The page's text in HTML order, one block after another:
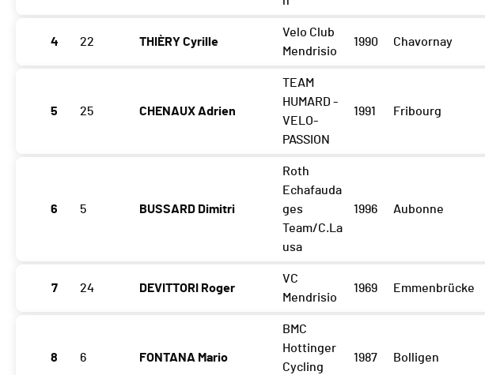
4 22 THIÈRY Cyrille
Velo Club
Mendrisio
1990 Chavornay
5 25 CHENAUX Adrien
TEAM
HUMARD -
VELO-
PASSION
1991 Fribourg
6 5 BUSSARD Dimitri
Roth
Echafauda
ges
Team/C.La
usa
1996 Aubonne
7 24 DEVITTORI Roger
VC
Mendrisio
1969 Emmenbrücke
8 6 FONTANA Mario
BMC
Hottinger
Cycling
1987 Bolligen